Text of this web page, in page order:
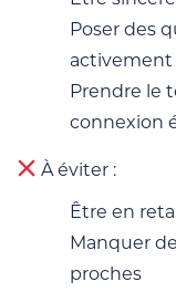
Poser des
activement
Prendre le
connexion
À éviter :
Être en
Manquer
proches